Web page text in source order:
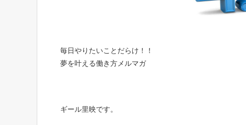
毎日やりたいことだらけ！！
夢を叶える働き方メルマガ
ギール里映です。